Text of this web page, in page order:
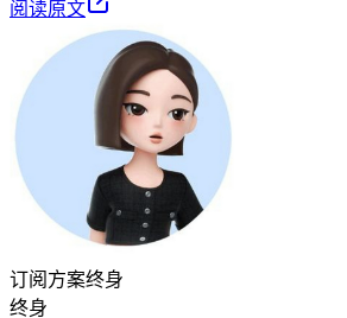
阅读原文
订阅方案终身
终身